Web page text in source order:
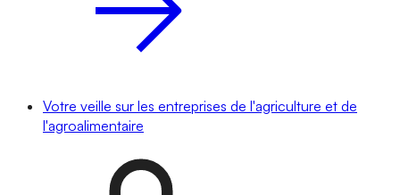
Votre veille sur les entreprises de l'agriculture et de
l'agroalimentaire